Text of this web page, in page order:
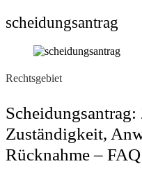
scheidungsantrag
Rechtsgebiet
Zuständigkeit,
Rücknahme –